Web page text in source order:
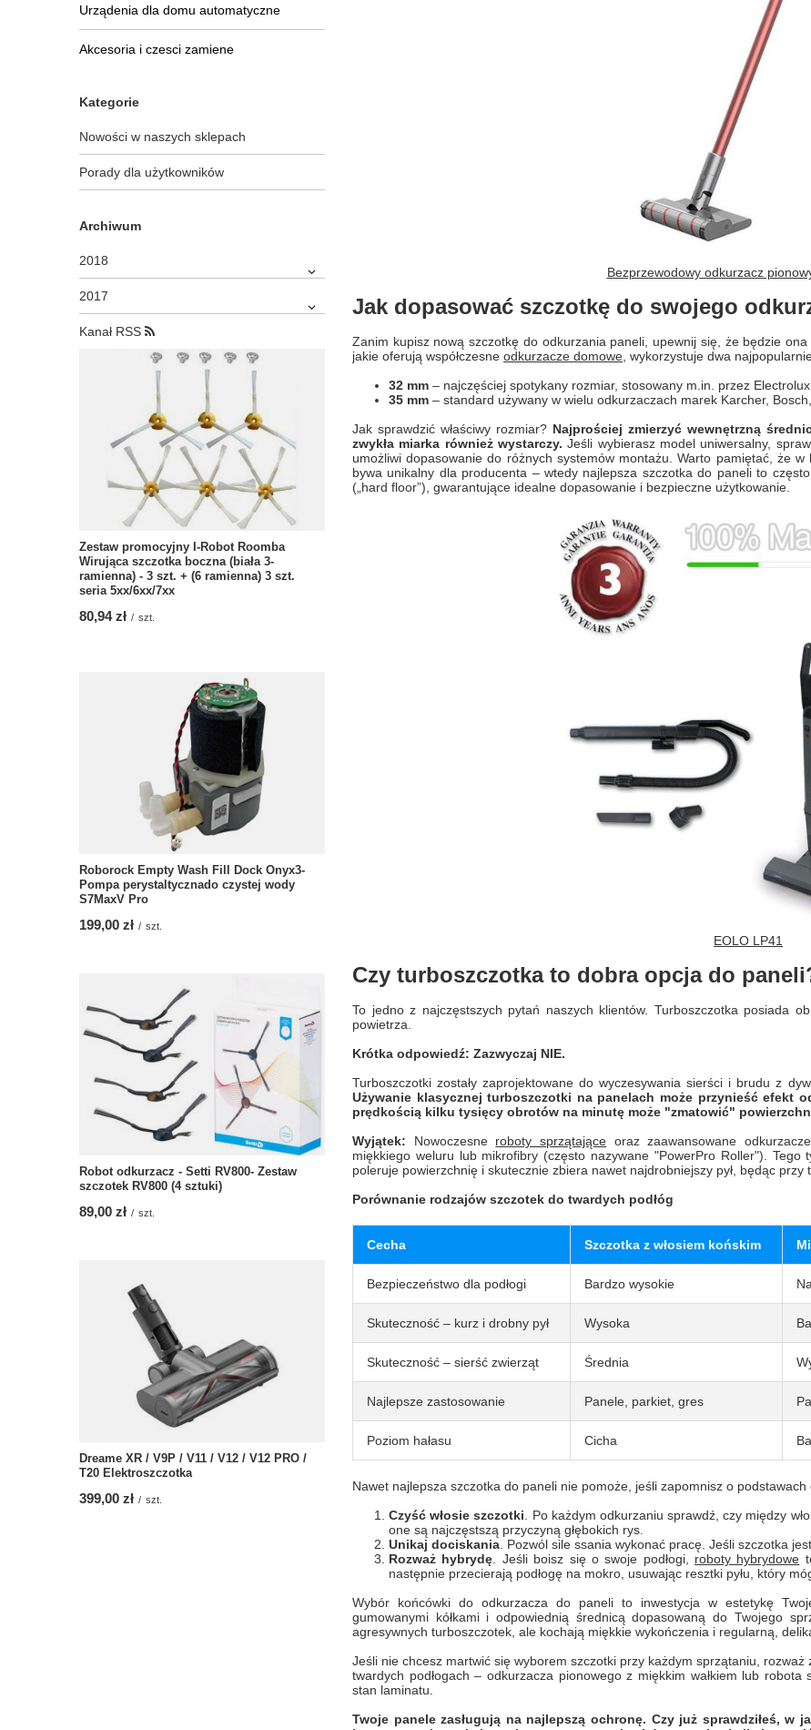
Urządenia dla domu automatyczne
Akcesoria i czesci zamiene
Kategorie
Nowości w naszych sklepach
Porady dla użytkowników
Archiwum
2018
2017
Kanał RSS
Zestaw promocyjny I-Robot Roomba
Wirująca szczotka boczna (biała 3-
ramienna) - 3 szt. + (6 ramienna) 3 szt.
seria 5xx/6xx/7xx
80,94 zł / szt.
Roborock Empty Wash Fill Dock Onyx3-
Pompa perystaltycznado czystej wody
S7MaxV Pro
199,00 zł / szt.
Robot odkurzacz - Setti RV800- Zestaw
szczotek RV800 (4 sztuki)
89,00 zł / szt.
Dreame XR / V9P / V11 / V12 / V12 PRO /
T20 Elektroszczotka
399,00 zł / szt.
Bezprzewodowy odkurzacz
Jak dopasować szczotkę do swojego
Zanim kupisz nową szczotkę do odkurzania paneli, upewnij się, że będzie
jakie oferują współczesne odkurzacze domowe , wykorzystuje dwa
32 mm – najczęściej spotykany rozmiar, stosowany m.in. przez
35 mm – standard używany w wielu odkurzaczach marek Karcher,
Jak sprawdzić właściwy rozmiar? Najprościej zmierzyć wewnętrzną
zwykła miarka również wystarczy. Jeśli wybierasz model uniwersalny,
umożliwi dopasowanie do różnych systemów montażu. Warto pamiętać, że
bywa unikalny dla producenta – wtedy najlepsza szczotka do paneli to
(„hard floor”), gwarantujące idealne dopasowanie i bezpieczne użytkowanie.
EOLO LP41
Czy turboszczotka to dobra opcja do
To jedno z najczęstszych pytań naszych klientów. Turboszczotka posiada
powietrza.
Krótka odpowiedź: Zazwyczaj NIE.
Turboszczotki zostały zaprojektowane do wyczesywania sierści i brudu z
Używanie klasycznej turboszczotki na panelach może przynieść efekt
prędkością kilku tysięcy obrotów na minutę może "zmatowić"
Wyjątek: Nowoczesne roboty sprzątające oraz zaawansowane
miękkiego weluru lub mikrofibry (często nazywane "PowerPro Roller").
poleruje powierzchnię i skutecznie zbiera nawet najdrobniejszy pył, będąc przy
Porównanie rodzajów szczotek do twardych podłóg
Cecha Szczotka z włosiem końskim
Bezpieczeństwo dla podłogi Bardzo wysokie
Skuteczność – kurz i drobny pył Wysoka
Skuteczność – sierść zwierząt Średnia
Najlepsze zastosowanie Panele, parkiet, gres
Poziom hałasu Cicha
Nawet najlepsza szczotka do paneli nie pomoże, jeśli zapomnisz o podstawach
Czyść włosie szczotki . Po każdym odkurzaniu sprawdź, czy między
one są najczęstszą przyczyną głębokich rys.
Unikaj dociskania . Pozwól sile ssania wykonać pracę. Jeśli szczotka
Rozważ hybrydę . Jeśli boisz się o swoje podłogi, roboty hybrydowe
następnie przecierają podłogę na mokro, usuwając resztki pyłu, który
Wybór końcówki do odkurzacza do paneli to inwestycja w estetykę
gumowanymi kółkami i odpowiednią średnicą dopasowaną do Twojego
agresywnych turboszczotek, ale kochają miękkie wykończenia i regularną,
Jeśli nie chcesz martwić się wyborem szczotki przy każdym sprzątaniu,
twardych podłogach – odkurzacza pionowego z miękkim wałkiem lub
stan laminatu.
Twoje panele zasługują na najlepszą ochronę. Czy już sprawdziłeś, w